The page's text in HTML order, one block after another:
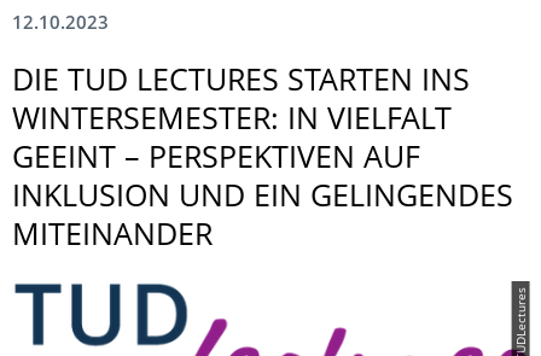
12.10.2023
DIE TUD LECTURES STARTEN INS
WINTERSEMESTER: IN VIELFALT
GEEINT – PERSPEKTIVEN AUF
INKLUSION UND EIN GELINGENDES
MITEINANDER
© TUDLectures